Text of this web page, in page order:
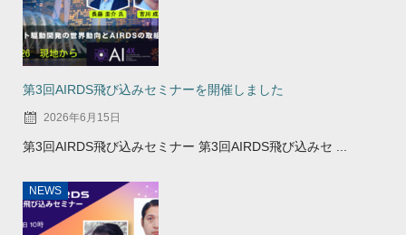
第3回AIRDS飛び込みセミナーを開催しました
2026年6月15日
第3回AIRDS飛び込みセミナー 第3回AIRDS飛び込みセ ...
NEWS